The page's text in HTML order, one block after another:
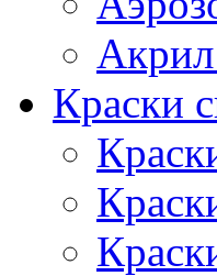
Краски